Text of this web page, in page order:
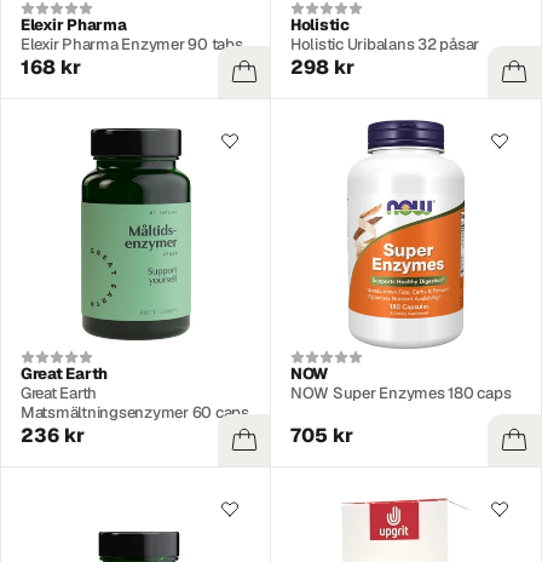
Elexir Pharma
Elexir Pharma Enzymer 90 tabs
168 kr
Holistic
Holistic Uribalans 32 påsar
298 kr
Great Earth
Great Earth
Matsmältningsenzymer 60 caps
236 kr
NOW
NOW Super Enzymes 180 caps
705 kr